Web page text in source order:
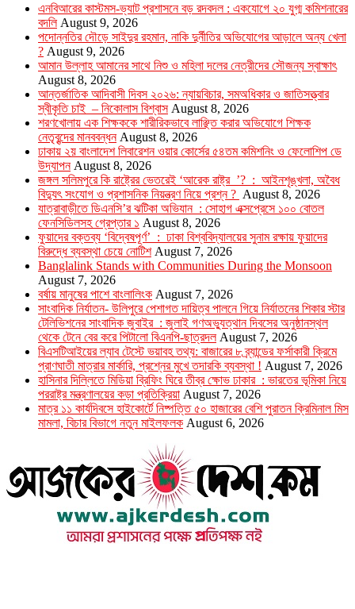
এনবিআরের কাস্টমস-ভ্যাট প্রশাসনে বড় রদবদল : একযোগে ২০ যুগ্ম কমিশনারের
বদলি August 9, 2026
পদোন্নতির দৌড়ে সাইদুর রহমান, নাকি দুর্নীতির অভিযোগের আড়ালে অন্য খেলা
? August 9, 2026
আমান উল্লাহ আমানের সাথে নিশু ও মহিলা দলের নেত্রীদের সৌজন্য স্বাক্ষাৎ
August 8, 2026
আন্তর্জাতিক আদিবাসী দিবস ২০২৬: ন্যায়বিচার, সমঅধিকার ও জাতিসত্ত্বার
স্বীকৃতি চাই – নিকোলাস বিশ্বাস August 8, 2026
শরণখোলায় এক শিক্ষককে শারীরিকভাবে লাঞ্ছিত করার অভিযোগে শিক্ষক
নেতৃবৃন্দের মানববন্ধন August 8, 2026
ঢাকায় ২য় বাংলাদেশ লিবারেশন ওয়ার কোর্সের ৫৪তম কমিশনিং ও ফেলোশিপ ডে
উদ্‌যাপন August 8, 2026
জঙ্গল সলিমপুরে কি রাষ্ট্রের ভেতরেই ‘আরেক রাষ্ট্র ’? : আইনশৃঙ্খলা, অবৈধ
বিদ্যুৎ সংযোগ ও প্রশাসনিক নিয়ন্ত্রণ নিয়ে প্রশ্ন ? August 8, 2026
যাত্রাবাড়ীতে ডিএনসি’র ঝটিকা অভিযান : সোহাগ এক্সপ্রেসে ১০০ বোতল
ফেনসিডিলসহ গ্রেপ্তার ১ August 8, 2026
ফুয়াদের বক্তব্য ‘বিদ্বেষপূর্ণ’ : ঢাকা বিশ্ববিদ্যালয়ের সুনাম রক্ষায় ফুয়াদের
বিরুদ্ধে ব্যবস্থা চেয়ে নোটিশ August 7, 2026
Banglalink Stands with Communities During the Monsoon
August 7, 2026
বর্ষায় মানুষের পাশে বাংলালিংক August 7, 2026
সাংবাদিক নির্যাতন- উলিপুরে পেশাগত দায়িত্ব পালনে গিয়ে নির্যাতনের শিকার স্টার
টেলিভিশনের সাংবাদিক জুবাইর : জুলাই গণঅভ্যুত্থান দিবসের অনুষ্ঠানস্থল
থেকে টেনে বের করে পিটালো বিএনপি-ছাত্রদল August 7, 2026
বিএসটিআইয়ের ল্যাব টেস্টে ভয়াবহ তথ্য: বাজারের ৮ ব্র্যান্ডের ফর্সাকারী ক্রিমে
প্রাণঘাতী মাত্রার মার্কারি, প্রশ্নের মুখে তদারকি ব্যবস্থা ! August 7, 2026
হাসিনার দিল্লিতে মিডিয়া ব্রিফিং ঘিরে তীব্র ক্ষোভ ঢাকার : ভারতের ভূমিকা নিয়ে
পররাষ্ট্র মন্ত্রণালয়ের কড়া প্রতিক্রিয়া August 7, 2026
মাত্র ১১ কার্যদিবসে হাইকোর্টে নিষ্পত্তি ৫০ হাজারের বেশি পুরাতন ক্রিমিনাল মিস
মামলা, বিচার বিভাগে নতুন মাইলফলক August 6, 2026